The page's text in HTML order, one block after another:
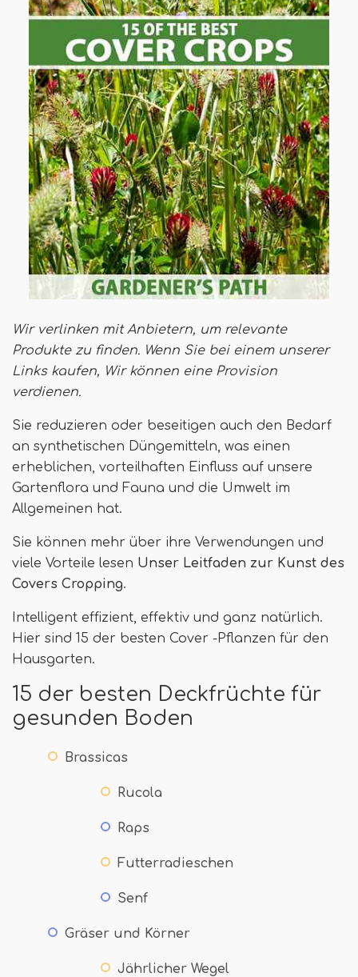
Wir verlinken mit Anbietern, um relevante
Produkte zu finden. Wenn Sie bei einem unserer
Links kaufen, Wir können eine Provision
verdienen.
Sie reduzieren oder beseitigen auch den Bedarf
an synthetischen Düngemitteln, was einen
erheblichen, vorteilhaften Einfluss auf unsere
Gartenflora und Fauna und die Umwelt im
Allgemeinen hat.
Sie können mehr über ihre Verwendungen und
viele Vorteile lesen Unser Leitfaden zur Kunst des
Covers Cropping.
Intelligent effizient, effektiv und ganz natürlich.
Hier sind 15 der besten Cover -Pflanzen für den
Hausgarten.
15 der besten Deckfrüchte für
gesunden Boden
Brassicas
Rucola
Raps
Futterradieschen
Senf
Gräser und Körner
Jährlicher Wegel